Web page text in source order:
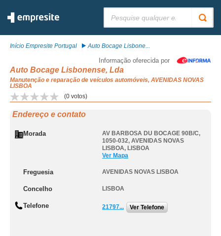
Início Empresite Portugal Auto Bocage Lisbone...
Informação oferecida por
Auto Bocage Lisbonense, Lda
Manutenção e reparação de veículos automóveis, AVENIDAS NOVAS
LISBOA
(0 votos)
Endereço e contato
Morada
AV BARBOSA DU BOCAGE 90B/C,
1050-032, AVENIDAS NOVAS
LISBOA, LISBOA
Ver Mapa
Freguesia AVENIDAS NOVAS LISBOA
Concelho LISBOA
Telefone 21797... Ver Telefone